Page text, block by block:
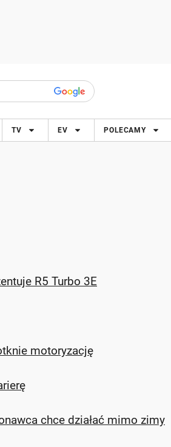
TV EV POLECAMY
R5 Turbo 3E
motoryzację
chce działać mimo zimy